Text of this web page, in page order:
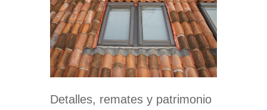
Detalles, remates y patrimonio